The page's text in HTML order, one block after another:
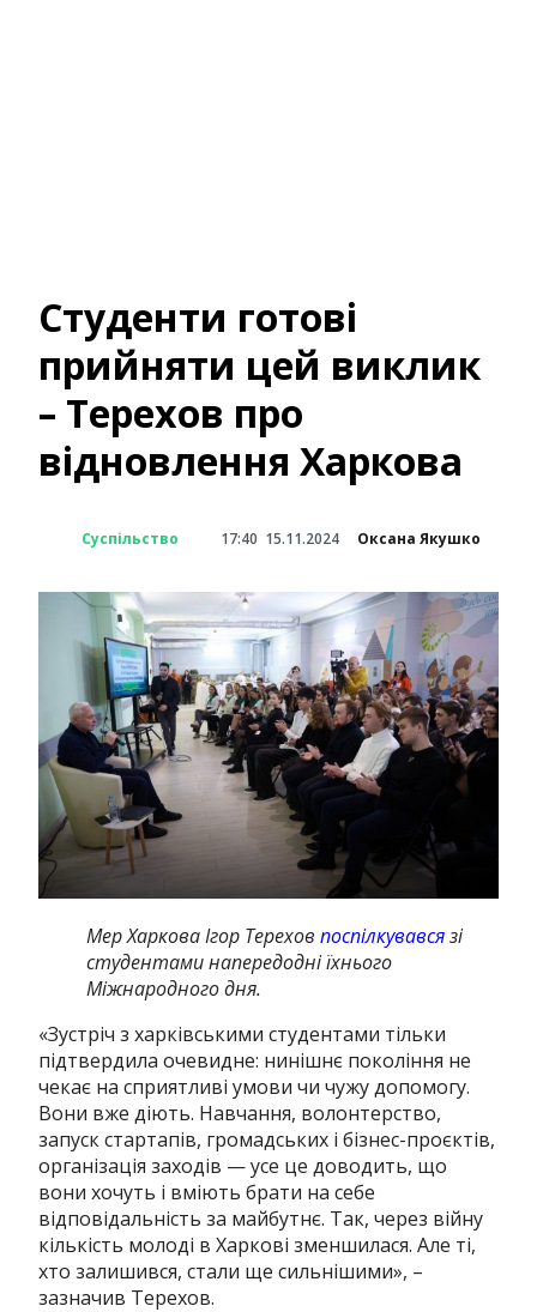
Студенти готові
прийняти цей виклик
– Терехов про
відновлення Харкова
Суспільство 17:40 15.11.2024 Оксана Якушко
Мер Харкова Ігор Тереховпоспілкувавсязі
студентами напередодні їхнього
Міжнародного дня.
«Зустріч з харківськими студентами тільки
підтвердила очевидне: нинішнє покоління не
чекає на сприятливі умови чи чужу допомогу.
Вони вже діють. Навчання, волонтерство,
запуск стартапів, громадських і бізнес-проєктів,
організація заходів — усе це доводить, що
вони хочуть і вміють брати на себе
відповідальність за майбутнє. Так, через війну
кількість молоді в Харкові зменшилася. Але ті,
хто залишився, стали ще сильнішими», –
зазначив Терехов.